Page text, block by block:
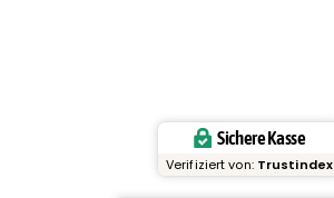
Sichere Kasse
Verifiziert von: Trustindex